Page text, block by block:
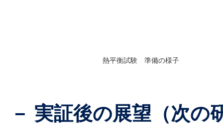
熱平衡試験 準備の様子
－ 実証後の展望（次の